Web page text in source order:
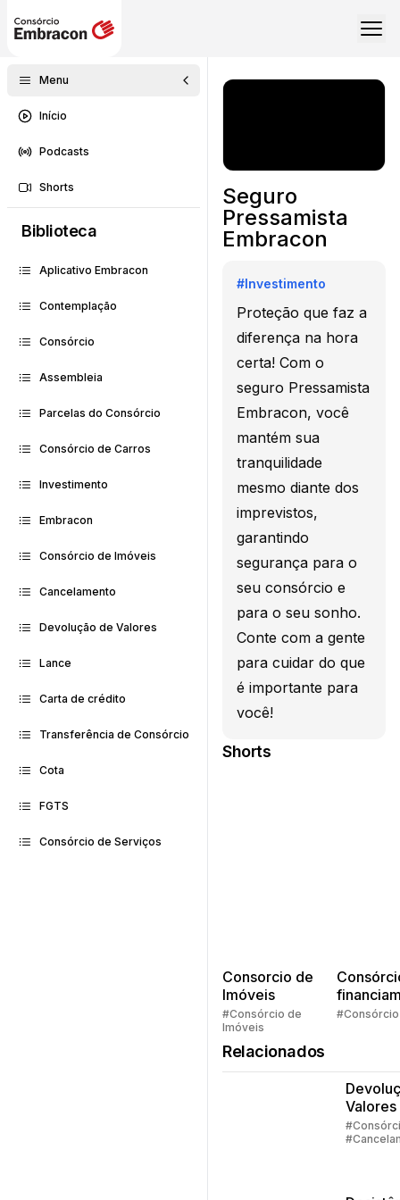
Menu
Início
Podcasts
Shorts
Biblioteca
Aplicativo Embracon
Contemplação
Consórcio
Assembleia
Parcelas do Consórcio
Consórcio de Carros
Investimento
Embracon
Consórcio de Imóveis
Cancelamento
Devolução de Valores
Lance
Carta de crédito
Transferência de Consórcio
Cota
FGTS
Consórcio de Serviços
Seguro
Pressamista
Embracon
#Investimento
Proteção que faz a
diferença na hora
certa! Com o
seguro Pressamista
Embracon, você
mantém sua
tranquilidade
mesmo diante dos
imprevistos,
garantindo
segurança para o
seu consórcio e
para o seu sonho.
Conte com a gente
para cuidar do que
é importante para
você!
Shorts
Consorcio de
Imóveis
#Consórcio de
Imóveis
Quem
#Consórcio
Relacionados
Valores
Parte 1